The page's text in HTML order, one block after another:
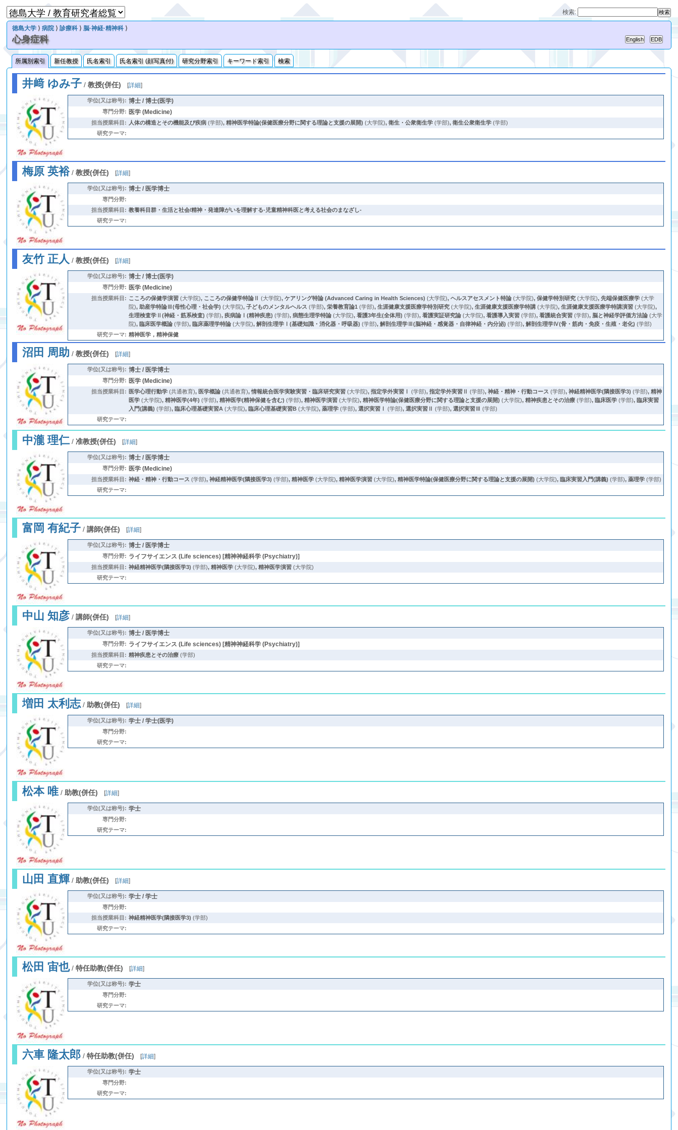
検索:
徳島大学 ⟩病院 ⟩診療科 ⟩ 脳·神経·精神科 ⟩
心身症科
所属別索引 新任教授 氏名索引 氏名索引 (顔写真付) 研究分野索引 キーワード索引 検索
井﨑 ゆみ子 /教授(併任) [詳細]
学位(又は称号): 博士 / 博士(医学)
専門分野: 医学 (Medicine)
担当授業科目: 人体の構造とその機能及び疾病 (学部),精神医学特論(保健医療分野に関する理論と支援の展開) (大学院),衛生・公衆衛生学 (学部),衛生公衆衛生学 (学部)
研究テーマ:
梅原 英裕/教授(併任) [詳細]
学位(又は称号): 博士 / 医学博士
専門分野:
担当授業科目: 教養科目群・生活と社会/精神・発達障がいを理解する-児童精神科医と考える社会のまなざし-
研究テーマ:
友竹 正人 /教授(併任) [詳細]
学位(又は称号): 博士 / 博士(医学)
専門分野: 医学 (Medicine)
担当授業科目: こころの保健学演習 (大学院), こころの保健学特論Ⅱ (大学院),ケアリング特論 (Advanced Caring in Health Sciences) (大学院),ヘルスアセスメント特論 (大学院),保健学特別研究 (大学院),先端保健医療学 (大学
院), 助産学特論Ⅲ(母性心理・社会学) (大学院),子どものメンタルヘルス (学部),栄養教育論1 (学部),生涯健康支援医療学特別研究 (大学院),生涯健康支援医療学特講 (大学院),生涯健康支援医療学特講演習 (大学院),
生理検査学Ⅱ(神経・筋系検査) (学部),疾病論Ⅰ(精神疾患) (学部),病態生理学特論 (大学院),看護3年生(全体用) (学部),看護実証研究論 (大学院),看護導入実習 (学部),看護統合実習 (学部), 脳と神経学評価方法論 (大学
院),臨床医学概論 (学部),臨床薬理学特論 (大学院),解剖生理学Ⅰ(基礎知識・消化器・呼吸器) (学部),解剖生理学Ⅲ(脳神経・感覚器・自律神経・内分泌) (学部),解剖生理学Ⅳ(骨・筋肉・免疫・生殖・老化) (学部)
研究テーマ: 精神医学，精神保健
沼田 周助 /教授(併任) [詳細]
学位(又は称号): 博士 / 医学博士
専門分野: 医学 (Medicine)
担当授業科目: 医学心理行動学 (共通教育), 医学概論 (共通教育),情報統合医学実験実習・臨床研究実習 (大学院),指定学外実習Ⅰ (学部),指定学外実習Ⅱ (学部),神経・精神・行動コース (学部),神経精神医学(隣接医学3) (学部),精神
医学 (大学院),精神医学(4年) (学部),精神医学(精神保健を含む) (学部),精神医学演習 (大学院),精神医学特論(保健医療分野に関する理論と支援の展開) (大学院),精神疾患とその治療 (学部),臨床医学 (学部),臨床実習
入門(講義) (学部),臨床心理基礎実習A (大学院),臨床心理基礎実習B (大学院),薬理学 (学部),選択実習Ⅰ (学部),選択実習Ⅱ (学部),選択実習Ⅲ (学部)
研究テーマ:
中瀧 理仁 /准教授(併任) [詳細]
学位(又は称号): 博士 / 医学博士
専門分野: 医学 (Medicine)
担当授業科目: 神経・精神・行動コース (学部),神経精神医学(隣接医学3) (学部),精神医学 (大学院),精神医学演習 (大学院),精神医学特論(保健医療分野に関する理論と支援の展開) (大学院),臨床実習入門(講義) (学部),薬理学 (学部)
研究テーマ:
富岡 有紀子 /講師(併任) [詳細]
学位(又は称号): 博士 / 医学博士
専門分野: ライフサイエンス (Life sciences) [精神神経科学 (Psychiatry)]
担当授業科目: 神経精神医学(隣接医学3) (学部),精神医学 (大学院),精神医学演習 (大学院)
研究テーマ:
中山 知彦 /講師(併任) [詳細]
学位(又は称号): 博士 / 医学博士
専門分野: ライフサイエンス (Life sciences) [精神神経科学 (Psychiatry)]
担当授業科目: 精神疾患とその治療 (学部)
研究テーマ:
増田 太利志 / 助教(併任) [詳細]
学位(又は称号): 学士 / 学士(医学)
専門分野:
研究テーマ:
松本 唯 / 助教(併任) [詳細]
学位(又は称号): 学士
専門分野:
研究テーマ:
山田 直輝 / 助教(併任) [詳細]
学位(又は称号): 学士 / 学士
専門分野:
担当授業科目: 神経精神医学(隣接医学3) (学部)
研究テーマ:
松田 宙也/特任助教(併任) [詳細]
学位(又は称号): 学士
専門分野:
研究テーマ:
六車 隆太郎 /特任助教(併任) [詳細]
学位(又は称号): 学士
専門分野:
研究テーマ: